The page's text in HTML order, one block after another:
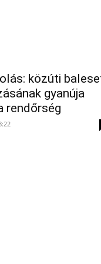
közúti
gyanúja
rendőrség